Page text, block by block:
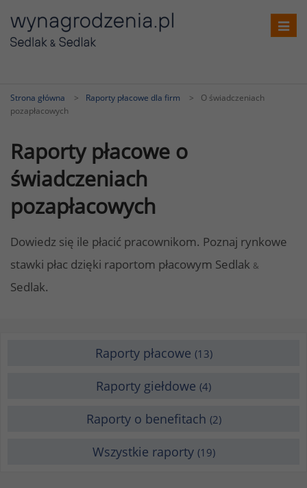
Strona główna Raporty płacowe dla firm
O świadczeniach
pozapłacowych
Raporty płacowe o
świadczeniach
pozapłacowych
Dowiedz się ile płacić pracownikom. Poznaj rynkowe
stawki płac dzięki raportom płacowym Sedlak &
Sedlak.
Raporty płacowe (13)
Raporty giełdowe (4)
Raporty o benefitach (2)
Wszystkie raporty (19)